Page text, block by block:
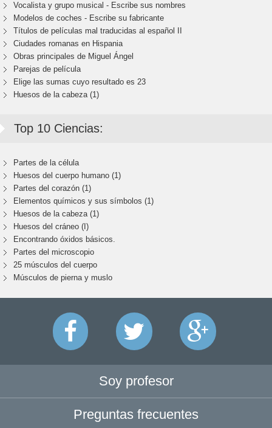
Vocalista y grupo musical - Escribe sus nombres
Modelos de coches - Escribe su fabricante
Títulos de películas mal traducidas al español II
Ciudades romanas en Hispania
Obras principales de Miguel Ángel
Parejas de película
Elige las sumas cuyo resultado es 23
Huesos de la cabeza (1)
Top 10 Ciencias:
Partes de la célula
Huesos del cuerpo humano (1)
Partes del corazón (1)
Elementos químicos y sus símbolos (1)
Huesos de la cabeza (1)
Huesos del cráneo (I)
Encontrando óxidos básicos.
Partes del microscopio
25 músculos del cuerpo
Músculos de pierna y muslo
Soy profesor
Preguntas frecuentes